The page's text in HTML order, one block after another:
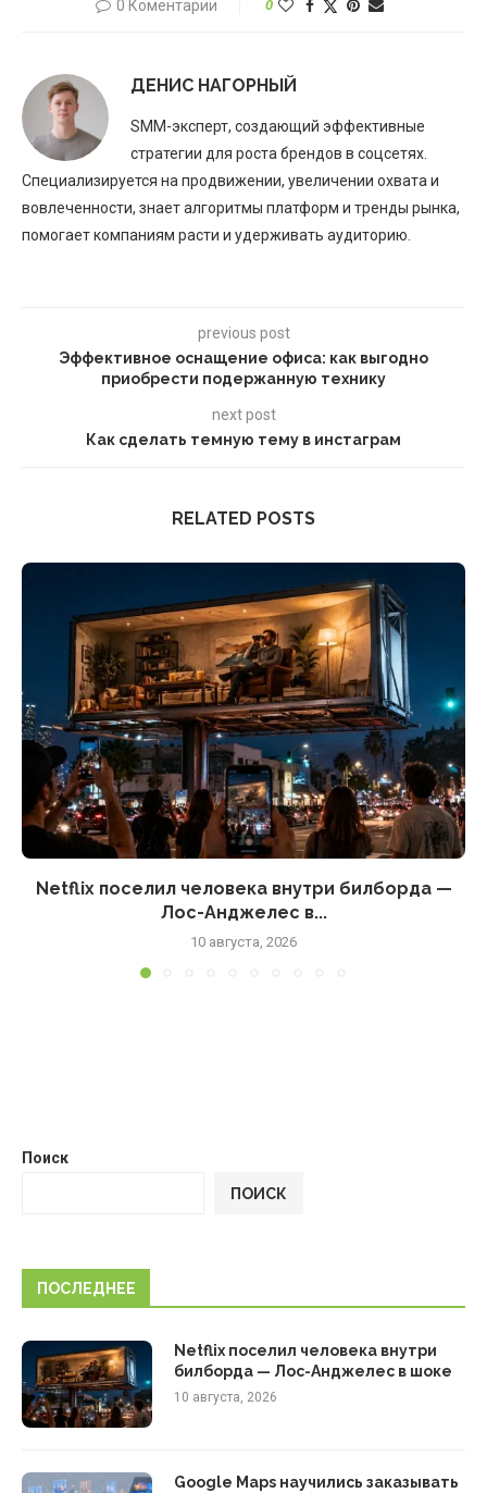
0 Коментарии 0
ДЕНИС НАГОРНЫЙ
SMM-эксперт, создающий эффективные
стратегии для роста брендов в соцсетях.
Специализируется на продвижении, увеличении охвата и
вовлеченности, знает алгоритмы платформ и тренды рынка,
помогает компаниям расти и удерживать аудиторию.
previous post
Эффективное оснащение офиса: как выгодно
приобрести подержанную технику
next post
Как сделать темную тему в инстаграм
RELATED POSTS
Netflix поселил человека внутри билборда —
Лос-Анджелес в...
10 августа, 2026
Поиск
ПОИСК
ПОСЛЕДНЕЕ
Netflix поселил человека внутри
билборда — Лос-Анджелес в шоке
10 августа, 2026
Google Maps научились заказывать